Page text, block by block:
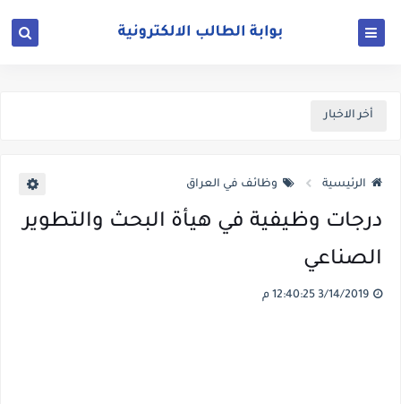
أخر الاخبار
الرئيسية وظائف في العراق
درجات وظيفية في هيأة البحث والتطوير
الصناعي